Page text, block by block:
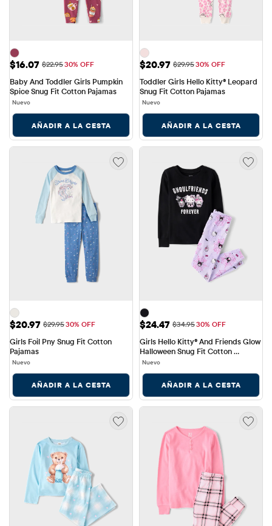
Precio de venta: $16.07
$16.07 Precio original: $22.95
$22.9530% OFF
Baby And Toddler Girls Pumpkin
Spice Snug Fit Cotton Pajamas
Nuevo
AÑADIR A LA CESTA
Precio de venta: $20.97
$20.97 Precio original: $29.95
$29.9530% OFF
Toddler Girls Hello Kitty® Leopard
Snug Fit Cotton Pajamas
Nuevo
AÑADIR A LA CESTA
Precio de venta: $20.97
$20.97 Precio original: $29.95
$29.9530% OFF
Girls Foil Pny Snug Fit Cotton
Pajamas
Nuevo
AÑADIR A LA CESTA
Precio de venta: $24.47
$24.47 Precio original: $34.95
$34.9530% OFF
Girls Hello Kitty® And Friends Glow
Halloween Snug Fit Cotton
Pajamas
Nuevo
AÑADIR A LA CESTA